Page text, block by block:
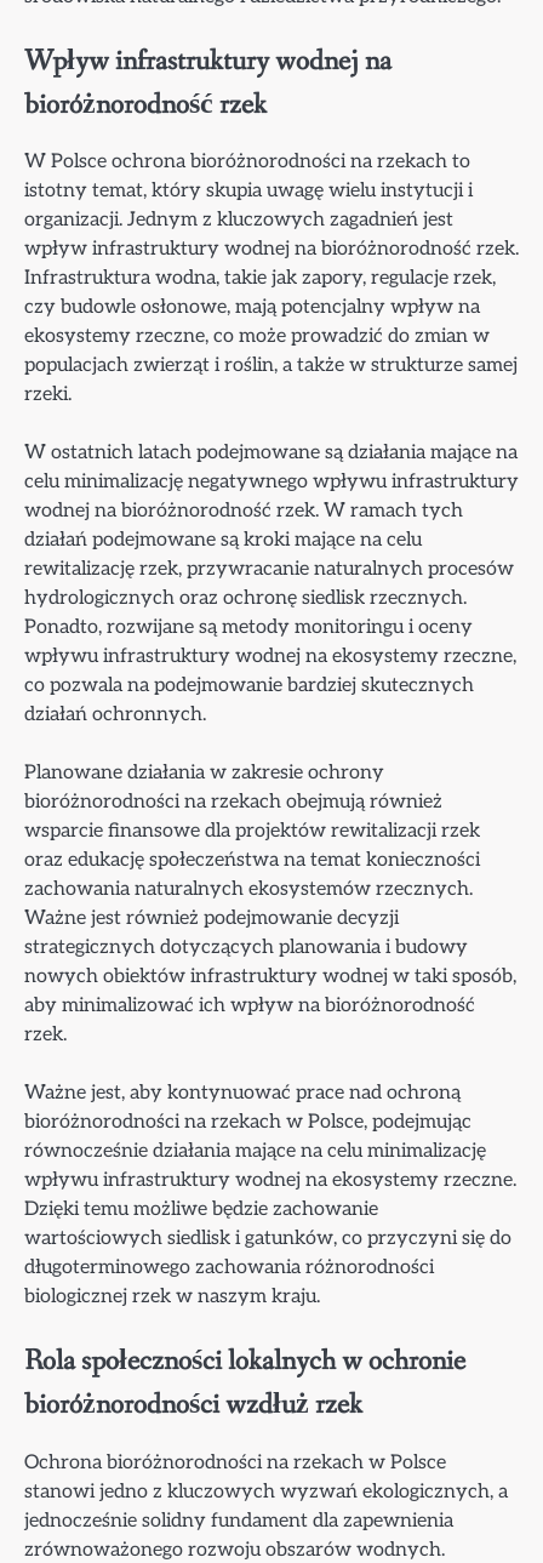
Wpływ infrastruktury wodnej na
bioróżnorodność rzek
W Polsce ochrona bioróżnorodności na rzekach to
istotny temat, który skupia uwagę wielu instytucji i
organizacji. Jednym z kluczowych zagadnień jest
wpływ infrastruktury wodnej na bioróżnorodność rzek.
Infrastruktura wodna, takie jak zapory, regulacje rzek,
czy budowle osłonowe, mają potencjalny wpływ na
ekosystemy rzeczne, co może prowadzić do zmian w
populacjach zwierząt i roślin, a także w strukturze samej
rzeki.
W ostatnich latach podejmowane są działania mające na
celu minimalizację negatywnego wpływu infrastruktury
wodnej na bioróżnorodność rzek. W ramach tych
działań podejmowane są kroki mające na celu
rewitalizację rzek, przywracanie naturalnych procesów
hydrologicznych oraz ochronę siedlisk rzecznych.
Ponadto, rozwijane są metody monitoringu i oceny
wpływu infrastruktury wodnej na ekosystemy rzeczne,
co pozwala na podejmowanie bardziej skutecznych
działań ochronnych.
Planowane działania w zakresie ochrony
bioróżnorodności na rzekach obejmują również
wsparcie finansowe dla projektów rewitalizacji rzek
oraz edukację społeczeństwa na temat konieczności
zachowania naturalnych ekosystemów rzecznych.
Ważne jest również podejmowanie decyzji
strategicznych dotyczących planowania i budowy
nowych obiektów infrastruktury wodnej w taki sposób,
aby minimalizować ich wpływ na bioróżnorodność
rzek.
Ważne jest, aby kontynuować prace nad ochroną
bioróżnorodności na rzekach w Polsce, podejmując
równocześnie działania mające na celu minimalizację
wpływu infrastruktury wodnej na ekosystemy rzeczne.
Dzięki temu możliwe będzie zachowanie
wartościowych siedlisk i gatunków, co przyczyni się do
długoterminowego zachowania różnorodności
biologicznej rzek w naszym kraju.
Rola społeczności lokalnych w ochronie
bioróżnorodności wzdłuż rzek
Ochrona bioróżnorodności na rzekach w Polsce
stanowi jedno z kluczowych wyzwań ekologicznych, a
jednocześnie solidny fundament dla zapewnienia
zrównoważonego rozwoju obszarów wodnych.